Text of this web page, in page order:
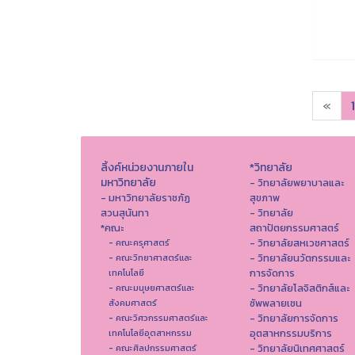
« 1
ลิ้งค์หน่วยงานภายใน
มหาวิทยาลัย
- มหาวิทยาลัยราชภัฏ
สวนสุนันทา
*คณะ
- คณะครุศาสตร์
- คณะวิทยาศาสตร์และ
เทคโนโลยี
- คณะมนุษยศาสตร์และ
สังคมศาสตร์
- คณะวิศวกรรมศาสตร์และ
เทคโนโลยีอุตสาหกรรม
- คณะศิลปกรรมศาสตร์
*วิทยาลัย
- วิทยาลัยพยาบาลและ
สุขภาพ
- วิทยาลัย
สถาปัตยกรรมศาสตร์
- วิทยาลัยสหเวชศาสตร์
- วิทยาลัยนวัตกรรมและ
การจัดการ
- วิทยาลัยโลจิสติกส์และ
ซัพพลายเชน
- วิทยาลัยการจัดการ
อุตสาหกรรมบริการ
- วิทยาลัยนิเทศศาสตร์